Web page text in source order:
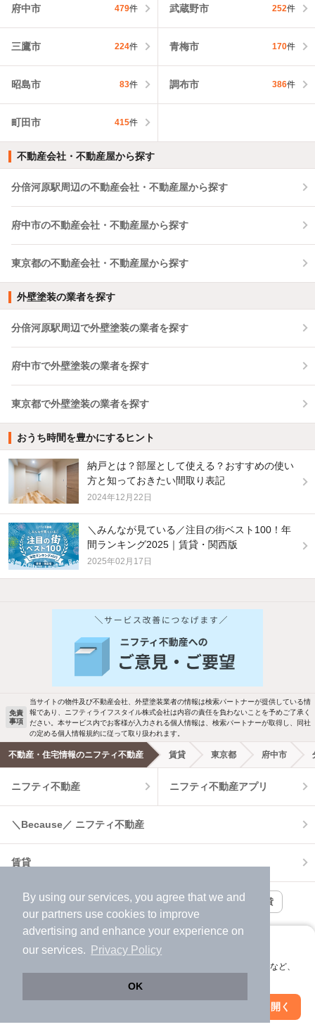
By using our services, you agree that we and
our partners use cookies to improve
advertising and enhance your experience on
our services.
Privacy Policy
OK
アプリに切り替えて、サクサクお部屋探し
会員登録なしですぐ使える。マップ検索やお気に入り保存など、
アプリを開く
府中市 479件 武蔵野市 252件
三鷹市 224件 青梅市 170件
昭島市 83件 調布市 386件
町田市 415件
不動産会社・不動産屋から探す
分倍河原駅周辺の不動産会社・不動産屋から探す
府中市の不動産会社・不動産屋から探す
東京都の不動産会社・不動産屋から探す
外壁塗装の業者を探す
分倍河原駅周辺で外壁塗装の業者を探す
府中市で外壁塗装の業者を探す
東京都で外壁塗装の業者を探す
絞り込み条件を変更
おうち時間を豊かにするヒント
納戸とは？部屋として使える？おすすめの使い
方と知っておきたい間取り表記
2024年12月22日
＼みんなが見ている／注目の街ベスト100！年
間ランキング2025｜賃貸・関西版
2025年02月17日
他の人はこんな条件で絞り込んでいます！
バス・トイレ別 2階以上
駐車場あり ペット相談
洗濯機置場あり 独立洗面台
エアコンあり 都市ガス
温水洗浄便座 オートロック
コンロ2口以上
新着のみ インターネット無料
該当件数:
219件
新着物件メール通知
検索中の条件の新着物件情報をいち早く
新着メール通知を受け取る
免責
事項
当サイトの物件及び不動産会社、外壁塗装業者の情報は検索パートナーが提供している情
報であり、ニフティライフスタイル株式会社は内容の責任を負わないことを予めご了承く
ださい。本サービス内でお客様が入力される個人情報は、検索パートナーが取得し、同社
の定める個人情報規約に従って取り扱われます。
不動産・住宅情報のニフティ不動産 賃貸 東京都 府中市
ニフティ不動産 ニフティ不動産アプリ
＼Because／ ニフティ不動産
賃貸
月極駐車場 賃貸事務所・賃貸オフィス 貸店舗・店舗賃貸
貸し倉庫
中古一戸建て 中古マンション